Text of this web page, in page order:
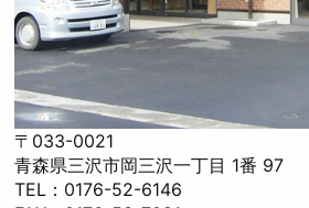
〒033-0021
青森県三沢市岡三沢一丁目 1番 97
TEL：0176-52-6146